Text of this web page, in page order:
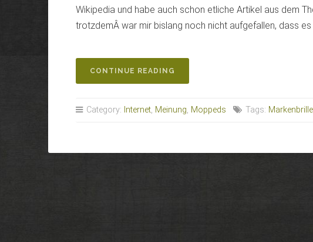
Wikipedia und habe auch schon etliche Artikel aus dem
trotzdemÂ war mir bislang noch nicht aufgefallen, dass
CONTINUE READING
EIGENE
Category: Internet, Meinung, Moppeds Tags: Markenbrille